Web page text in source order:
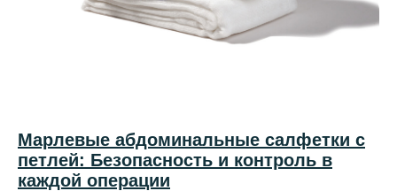
Марлевые абдоминальные салфетки с
петлей: Безопасность и контроль в
каждой операции